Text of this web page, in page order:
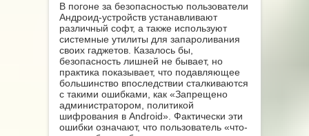
В погоне за безопасностью пользователи
Андроид-устройств устанавливают
различный софт, а также используют
системные утилиты для запароливания
своих гаджетов. Казалось бы,
безопасность лишней не бывает, но
практика показывает, что подавляющее
большинство впоследствии сталкиваются
с такими ошибками, как «Запрещено
администратором, политикой
шифрования в Android». Фактически эти
ошибки означают, что пользователь «что-